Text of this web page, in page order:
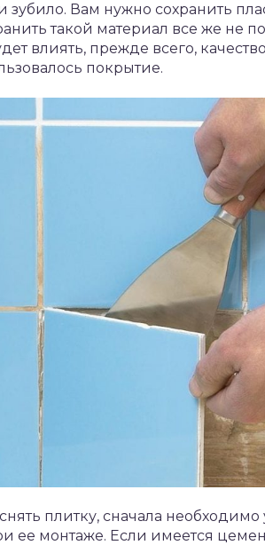
зубило. Вам нужно сохранить
такой материал все же не
влиять, прежде всего,
покрытие.
плитку, сначала необходимо
ее монтаже. Если имеется